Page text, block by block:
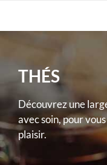
THÉS
Découvrez une
avec soin, pour
plaisir.